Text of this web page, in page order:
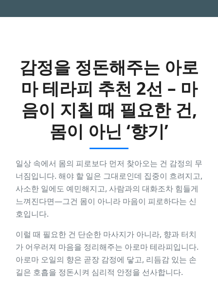
감정을 정돈해주는 아로
마 테라피 추천 2선 – 마
음이 지칠 때 필요한 건,
몸이 아닌 ‘향기’
일상 속에서 몸의 피로보다 먼저 찾아오는 건 감정의 무
너짐입니다. 해야 할 일은 그대로인데 집중이 흐려지고,
사소한 일에도 예민해지고, 사람과의 대화조차 힘들게
느껴진다면—그건 몸이 아니라 마음이 피로하다는 신
호입니다.
이럴 때 필요한 건 단순한 마사지가 아니라, 향과 터치
가 어우러져 마음을 정리해주는 아로마 테라피입니다.
아로마 오일의 향은 곧장 감정에 닿고, 리듬감 있는 손
길은 호흡을 정돈시켜 심리적 안정을 선사합니다.